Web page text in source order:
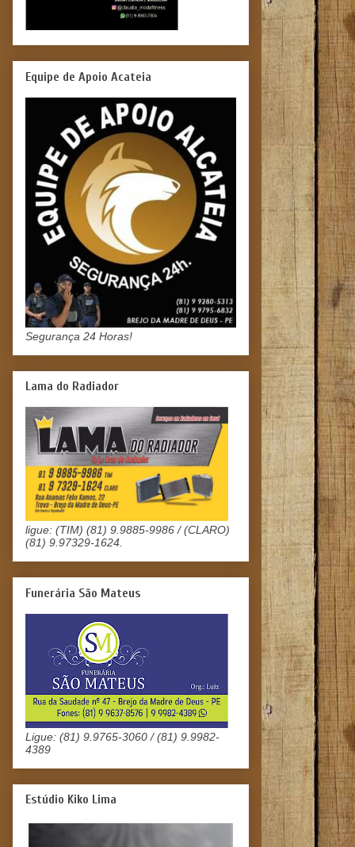
Equipe de Apoio Acateia
Segurança 24 Horas!
Lama do Radiador
ligue: (TIM) (81) 9.9885-9986 / (CLARO)
(81) 9.97329-1624.
Funerária São Mateus
Ligue: (81) 9.9765-3060 / (81) 9.9982-
4389
Estúdio Kiko Lima